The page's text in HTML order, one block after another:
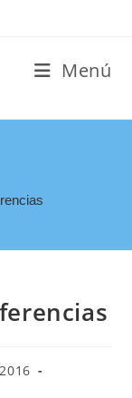
Menú